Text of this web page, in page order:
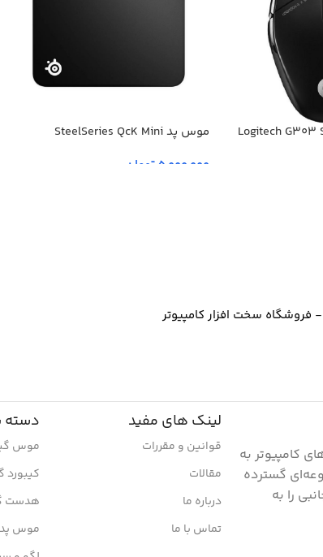
موس پد SteelSeries QcK Mini
5,000,000 تومان
فروشگاه سخت افزار کامپیوتر
کامپیوتر به
گسترده
را به
لینک های مفید
قوانین و مقررات
مقالات
درباره ما
تماس با ما
دسته
موس
کیبورد
هدست
موس